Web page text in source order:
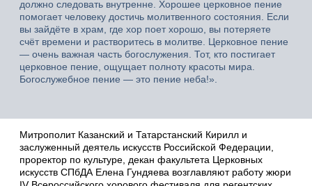
должно следовать внутренне. Хорошее церковное пение
помогает человеку достичь молитвенного состояния. Если
вы зайдёте в храм, где хор поет хорошо, вы потеряете
счёт времени и растворитесь в молитве. Церковное пение
— очень важная часть богослужения. Тот, кто постигает
церковное пение, ощущает полноту красоты мира.
Богослужебное пение — это пение неба!».
Митрополит Казанский и Татарстанский Кирилл и
заслуженный деятель искусств Российской Федерации,
проректор по культуре, декан факультета Церковных
искусств СПбДА Елена Гундяева возглавляют работу жюри